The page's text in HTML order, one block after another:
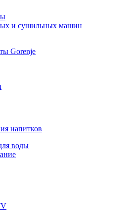
и сушильных машин
Gorenje
напитков
воды